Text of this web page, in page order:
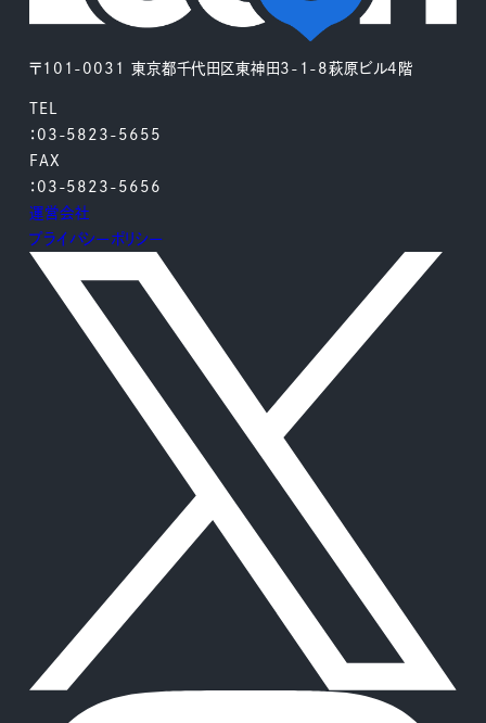
〒101-0031 東京都千代田区東神田3-1-8萩原ビル4階
TEL
：03-5823-5655
FAX
：03-5823-5656
運営会社
プライバシーポリシー